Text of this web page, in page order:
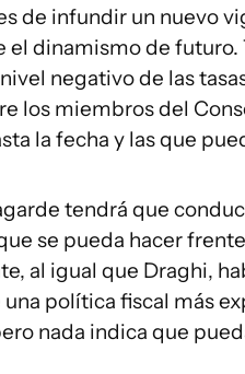
de infundir un nuevo
el dinamismo de
negativo de las
los miembros del
la fecha y las que
tendrá que
se pueda hacer
al igual que Draghi,
política fiscal más
nada indica que